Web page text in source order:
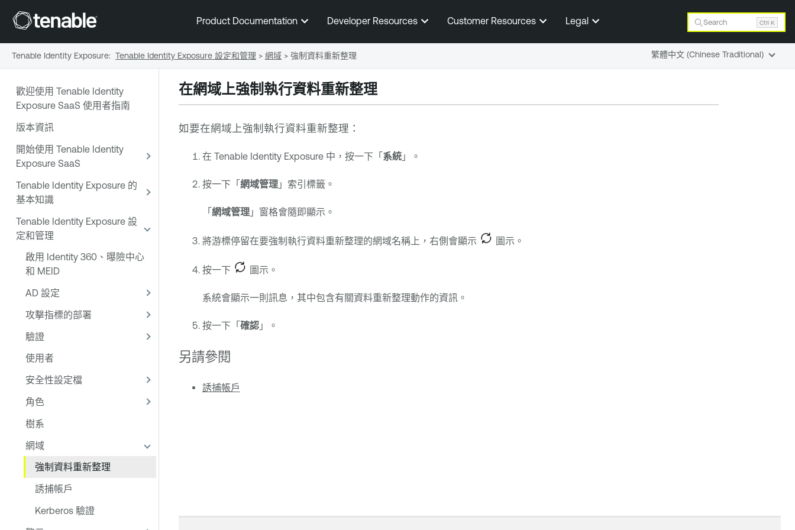
跳到主要內容
Product Documentation Developer Resources Customer Resources Legal Search Ctrl K
歡迎使用 Tenable Identity
Exposure SaaS 使用者指南
版本資訊
開始使用 Tenable Identity
Exposure SaaS
Tenable Identity Exposure 的
基本知識
Tenable Identity Exposure 設
定和管理
啟用 Identity 360、曝險中心
和 MEID
AD 設定
攻擊指標的部署
驗證
使用者
安全性設定檔
角色
樹系
網域
強制資料重新整理
誘捕帳戶
Kerberos 驗證
在網域上強制執行資料重新整理
如要在網域上強制執行資料重新整理：
在 Tenable Identity Exposure中，按一下「 系統」。
按一下「 網域管理」索引標籤。
「 網域管理」窗格會隨即顯示。
將游標停留在要強制執行資料重新整理的網域名稱上，右側會顯示 圖示。
按一下 圖示。
系統會顯示一則訊息，其中包含有關資料重新整理動作的資訊。
按一下「 確認」。
另請參閱
誘捕帳戶
Tenable Identity Exposure: Tenable Identity Exposure 設定和管理 > 網域 > 強制資料重新整理 繁體中文 (Chinese Traditional)